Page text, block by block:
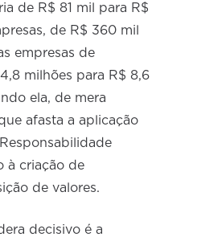
de R$ 81 mil para R$
de R$ 360 mil
empresas de
milhões para R$ 8,6
ela, de mera
afasta a aplicação
à criação de
de valores.
decisivo é a